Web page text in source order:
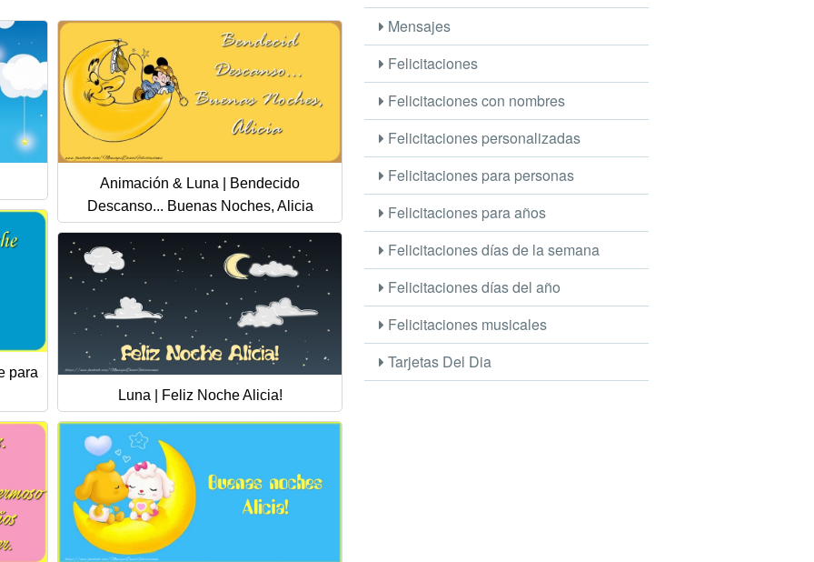
Animación & Luna | Bendecido
Descanso... Buenas Noches, Alicia
para
Luna | Feliz Noche Alicia!
Mensajes
Felicitaciones
Felicitaciones con nombres
Felicitaciones personalizadas
Felicitaciones para personas
Felicitaciones para años
Felicitaciones días de la semana
Felicitaciones días del año
Felicitaciones musicales
Tarjetas Del Dia